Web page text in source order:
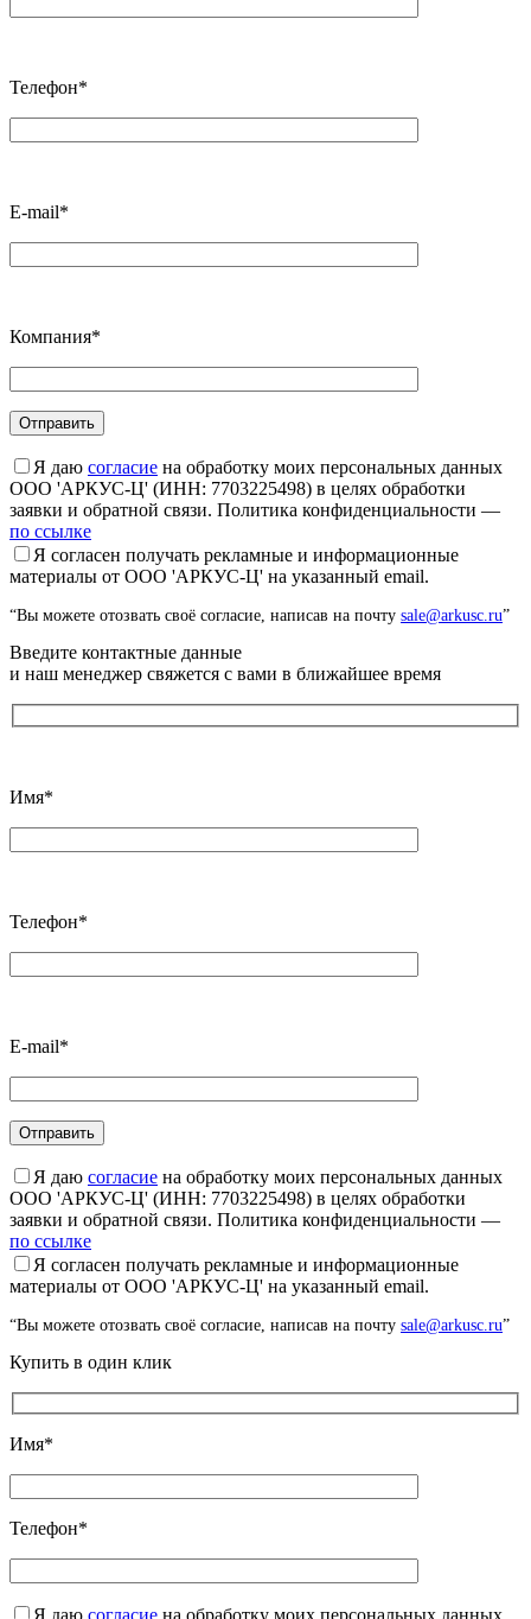
Телефон*
E-mail*
Компания*
Я даю согласие на обработку моих персональных данных
ООО 'АРКУС-Ц' (ИНН: 7703225498) в целях обработки
заявки и обратной связи. Политика конфиденциальности —
по ссылке
Я согласен получать рекламные и информационные
материалы от ООО 'АРКУС-Ц' на указанный email.
“Вы можете отозвать своё согласие, написав на почту sale@arkusc.ru”
Введите контактные данные
и наш менеджер свяжется с вами в ближайшее время
Имя*
Телефон*
E-mail*
Я даю согласие на обработку моих персональных данных
ООО 'АРКУС-Ц' (ИНН: 7703225498) в целях обработки
заявки и обратной связи. Политика конфиденциальности —
по ссылке
Я согласен получать рекламные и информационные
материалы от ООО 'АРКУС-Ц' на указанный email.
“Вы можете отозвать своё согласие, написав на почту sale@arkusc.ru”
Купить в один клик
Имя*
Телефон*